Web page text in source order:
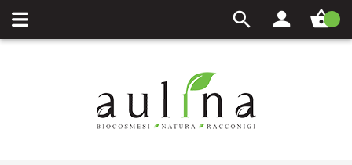
Carrello